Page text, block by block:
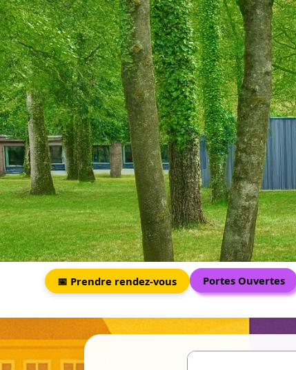
📅 Prendre rendez-vous Portes Ouvertes